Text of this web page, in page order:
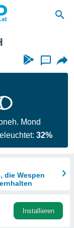
...
Mond
32%
die Wespen
Installieren